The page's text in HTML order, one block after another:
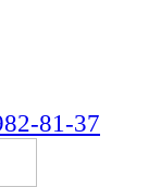
81-37